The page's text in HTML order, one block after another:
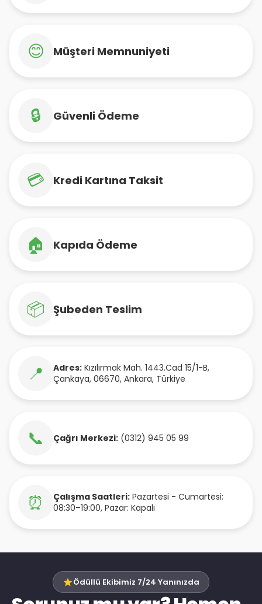
😊 Müşteri Memnuniyeti
🔒 Güvenli Ödeme
💳 Kredi Kartına Taksit
🏠 Kapıda Ödeme
📦 Şubeden Teslim
📍 Adres: Kızılırmak Mah. 1443.Cad 15/1-B,
Çankaya, 06670, Ankara, Türkiye
📞 Çağrı Merkezi: (0312) 945 05 99
⏰ Çalışma Saatleri: Pazartesi - Cumartesi:
08:30–19:00, Pazar: Kapalı
Ödüllü Ekibimiz 7/24 Yanınızda